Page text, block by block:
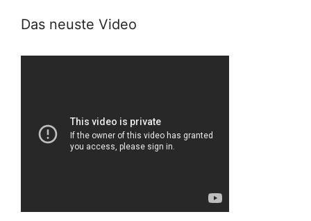
Das neuste Video